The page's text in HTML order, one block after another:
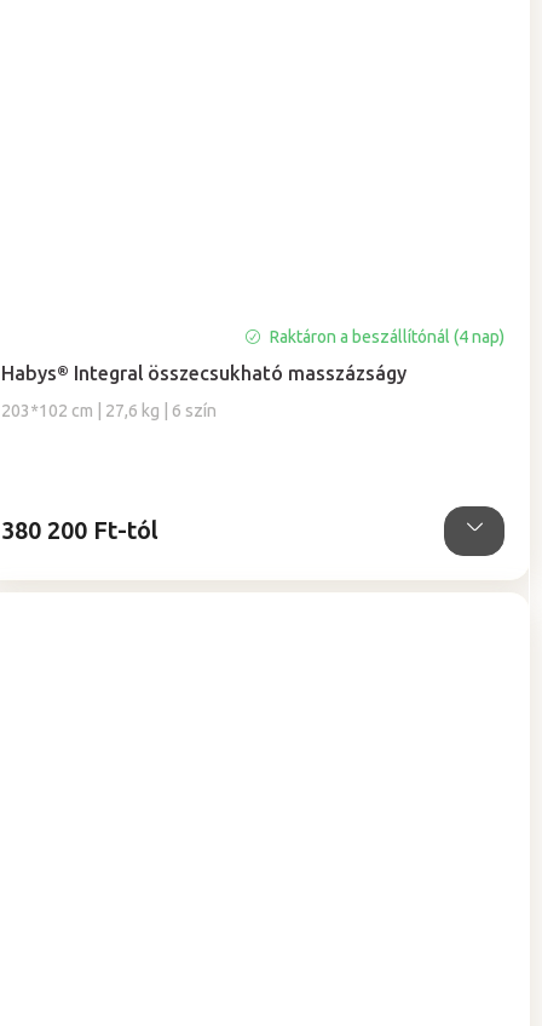
Habys® Integral összecsukható masszázságy
203*102 cm | 27,6 kg | 6 szín
Raktáron a beszállítónál (4 nap)
380 200 Ft-tól